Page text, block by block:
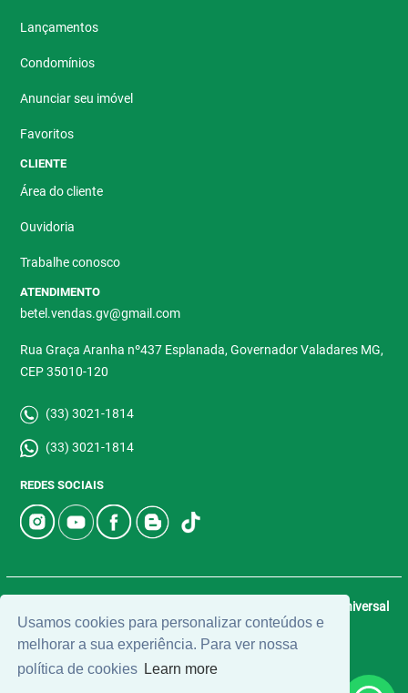
Usamos cookies para personalizar conteúdos e
melhorar a sua experiência. Para ver nossa
política de cookies Learn more
Lançamentos
Condomínios
Anunciar seu imóvel
Favoritos
CLIENTE
Área do cliente
Ouvidoria
Trabalhe conosco
ATENDIMENTO
betel.vendas.gv@gmail.com
Rua Graça Aranha nº437 Esplanada, Governador Valadares MG,
CEP 35010-120
(33) 3021-1814
(33) 3021-1814
REDES SOCIAIS
Universal
Software.